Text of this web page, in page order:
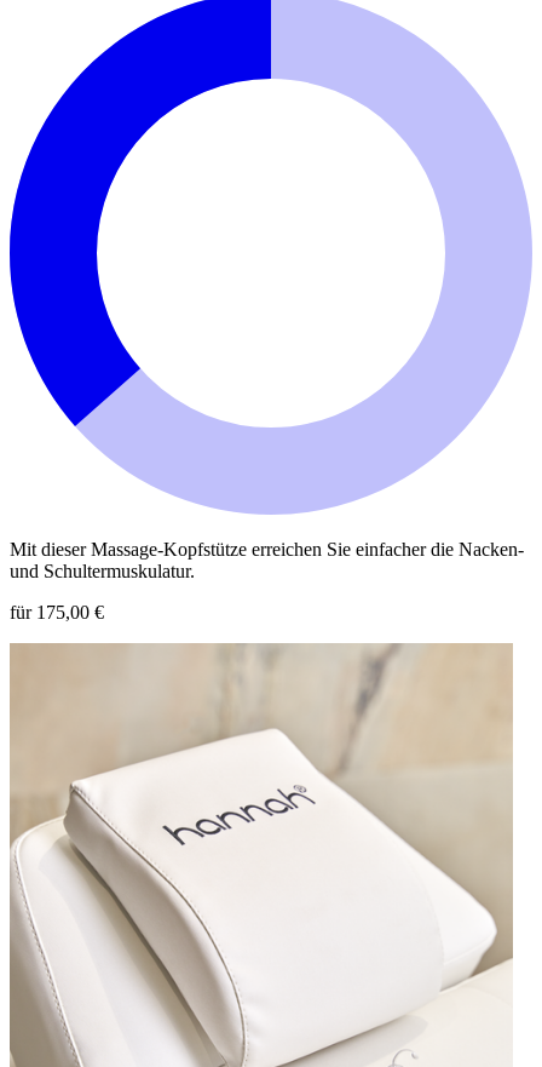
Mit dieser Massage-Kopfstütze erreichen Sie einfacher die Nacken-
und Schultermuskulatur.
für 175,00 €